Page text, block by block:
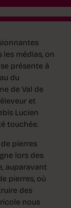
médias, on
présente à
du
de Val de
et
Lucien
touchée.
pierres
lors des
auparavant
pierres, où
des
nous